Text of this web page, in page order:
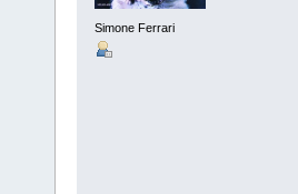
Simone Ferrari